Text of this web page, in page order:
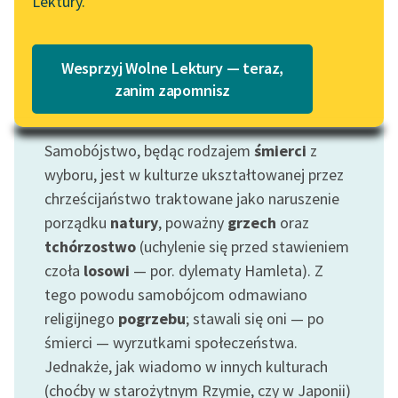
„Marzenie o Oriencie”
Lektury szkolne i klasyka
literatury do słuchania dla
uczennic i uczniów z
niepełnosprawnościami
E-kolekcja lektur
szkolnych i literatury do
słuchania dla uczennic i
uczniów z
niepełnosprawnościami
Feministyczne inspiracje.
Popularyzacja
skandynawskiej literatury
Katalog w formacie PDF
Wesprzyj Wolne Lektury — teraz,
zanim zapomnisz
Motyw: Samobójstwo
Samobójstwo, będąc rodzajem śmierci z
wyboru, jest w kulturze ukształtowanej przez
chrześcijaństwo traktowane jako naruszenie
porządku natury, poważny grzech oraz
tchórzostwo (uchylenie się przed stawieniem
czoła losowi — por. dylematy Hamleta). Z
tego powodu samobójcom odmawiano
religijnego pogrzebu; stawali się oni — po
śmierci — wyrzutkami społeczeństwa.
Jednakże, jak wiadomo w innych kulturach
(choćby w starożytnym Rzymie, czy w Japonii)